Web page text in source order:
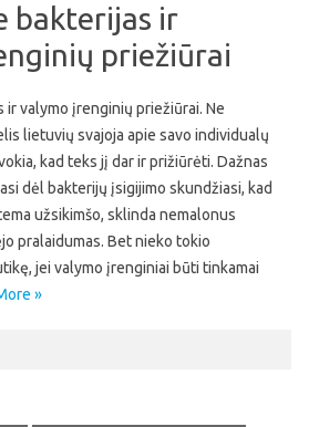
bakterijas ir
priežiūrai
ir valymo įrenginių priežiūrai. Ne
lietuvių svajoja apie savo individualų
kad teks jį dar ir prižiūrėti. Dažnas
dėl bakterijų įsigijimo skundžiasi, kad
užsikimšo, sklinda nemalonus
pralaidumas. Bet nieko tokio
jei valymo įrenginiai būti tinkamai
»